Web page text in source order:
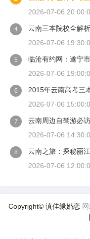
2026-07-06
4
云南三本院校全解
2026-07-06
5
临沧有约网：遂宁
2026-07-06
6
2015年云南高考三
2026-07-06
7
云南周边自驾游必
2026-07-06
8
云南之旅：探秘丽
2026-07-06
Copyright© 滇佳缘婚恋
|